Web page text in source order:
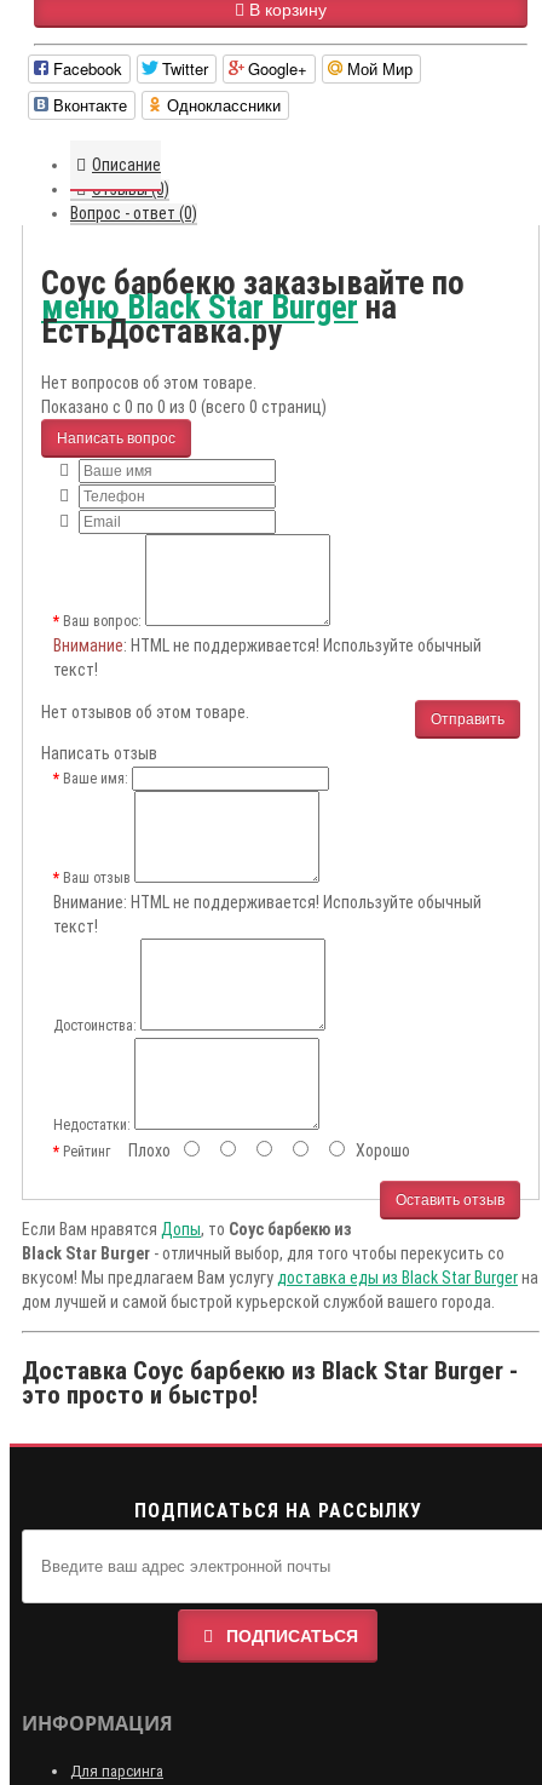
В корзину
Facebook Twitter Google+
Мой Мир
Вконтакте
Одноклассники
Описание
Отзывы (0)
Вопрос - ответ (0)
Соус барбекю заказывайте по
меню Black Star Burgerна
ЕстьДоставка.ру
Нет вопросов об этом товаре.
Показано с 0 по 0 из 0 (всего 0 страниц)
Написать вопрос
Ваш вопрос:
Внимание: HTML не поддерживается! Используйте обычный
текст!
Отправить
Нет отзывов об этом товаре.
Написать отзыв
Ваше имя:
Ваш отзыв
Внимание: HTML не поддерживается! Используйте обычный
текст!
Достоинства:
Недостатки:
РейтингПлохо Хорошо
Оставить отзыв
Если Вам нравятся Допы, то Соус барбекю из
Black Star Burger - отличный выбор, для того чтобы перекусить со
вкусом! Мы предлагаем Вам услугу доставка еды из Black Star Burgerна
дом лучшей и самой быстрой курьерской службой вашего города.
Доставка Соус барбекю из Black Star Burger -
это просто и быстро!
ПОДПИСАТЬСЯ НА РАССЫЛКУ
ПОДПИСАТЬСЯ
ИНФОРМАЦИЯ
Для парсинга